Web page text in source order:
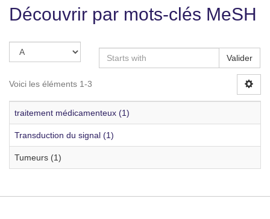
Découvrir par mots-clés MeSH
Valider
Voici les éléments 1-3
traitement médicamenteux (1)
Transduction du signal (1)
Tumeurs (1)